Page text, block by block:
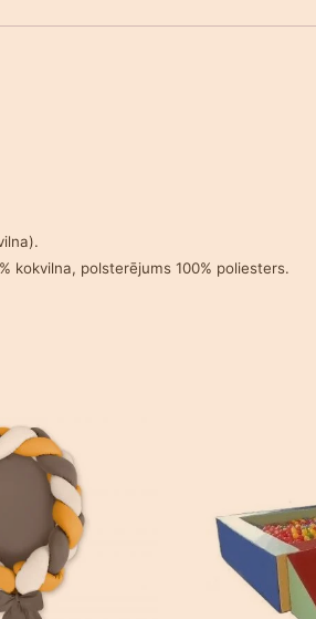
kokvilna, polsterējums 100% poliesters.